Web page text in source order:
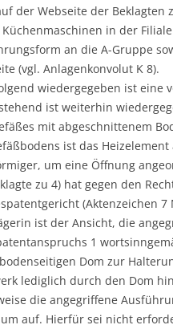
der Webseite der Beklagten
in der
an die A-Gruppe
(vgl. Anlagenkonvolut K 8).
wiedergegeben ist eine
ist weiterhin
mit abgeschnittenem
ist das
um eine Öffnung
zu 4) hat gegen den
(Aktenzeichen
ist der Ansicht, die
1
Dom zur
lediglich durch den Dom
die angegriffene
auf. Hierfür sei nicht